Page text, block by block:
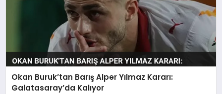
Okan Buruk’tan Barış Alper Yılmaz Kararı:
Galatasaray’da Kalıyor